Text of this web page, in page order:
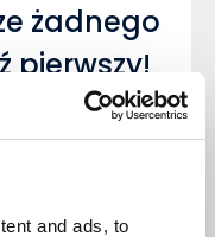
and ads, to
żadnego
pierwszy!